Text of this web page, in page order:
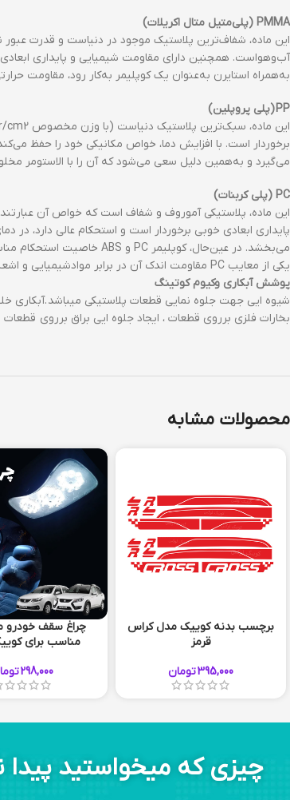
PMMA (پلی‌متیل متال اکریلات)
این ماده، شفاف‌ترین پلاستیک موجود در دنیاست و قدرت
آب‌و‌هواست. همچنین دارای مقاومت شیمیایی و پایداری
به‌همراه استایرن به‌عنوان یک کوپلیمر به‌کار رود، مقاومت
PP(پلی پروپلین)
برخوردار است. با افزایش دما، خواص مکانیکی خود را حفظ
می‌گیرد و به‌همین دلیل سعی می‌شود که آن را با الاستومر
PC (پلی کربنات)
می‌بخشد. در عین‌حال، کوپلیمر PC و ABS خاصیت استحکام مناسب و مقاومت حرارتی خوب PC و ضربه‌پذیری بالای ABS را به‌همراه دارد.
یکی از معایب PC مقاومت اندک آن در برابر موادشیمیایی و اشعه uv است (زود زرد می‌شود). همچنین این ماده تحت تاثیر قلیا و هیدروکربن‌های آروماتیک قرار می‌گیرد. PC اگر در معرض این حلال‌ها، تحت تنش قرار گیرد ترک می‌خورد.
پوشش آبکاری وکیوم کوتینگ
شیوه ایی جهت جلوه نمایی قطعات پلاستیکی میباشد .آبكاري
بخارات فلزی برروی قطعات ، ایجاد جلوه ایی براق برروی قطعات
محصولات مشابه
برچسب بدنه کوییک مدل کراس
قرمز
395,000تومان
مناسب برای
298,000
چیزی که میخواستید پیدا